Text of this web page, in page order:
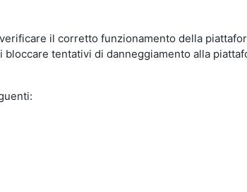
il corretto funzionamento della
tentativi di danneggiamento alla